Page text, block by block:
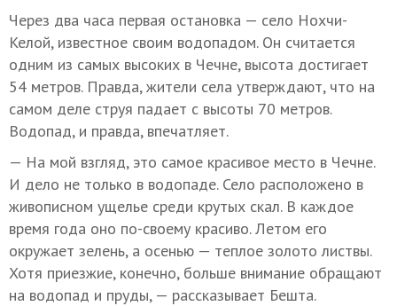
Через два часа первая остановка — село Нохчи-
Келой, известное своим водопадом. Он считается
одним из самых высоких в Чечне, высота достигает
54 метров. Правда, жители села утверждают, что на
самом деле струя падает с высоты 70 метров.
Водопад, и правда, впечатляет.
— На мой взгляд, это самое красивое место в Чечне.
И дело не только в водопаде. Село расположено в
живописном ущелье среди крутых скал. В каждое
время года оно по-своему красиво. Летом его
окружает зелень, а осенью — теплое золото листвы.
Хотя приезжие, конечно, больше внимание обращают
на водопад и пруды, — рассказывает Бешта.